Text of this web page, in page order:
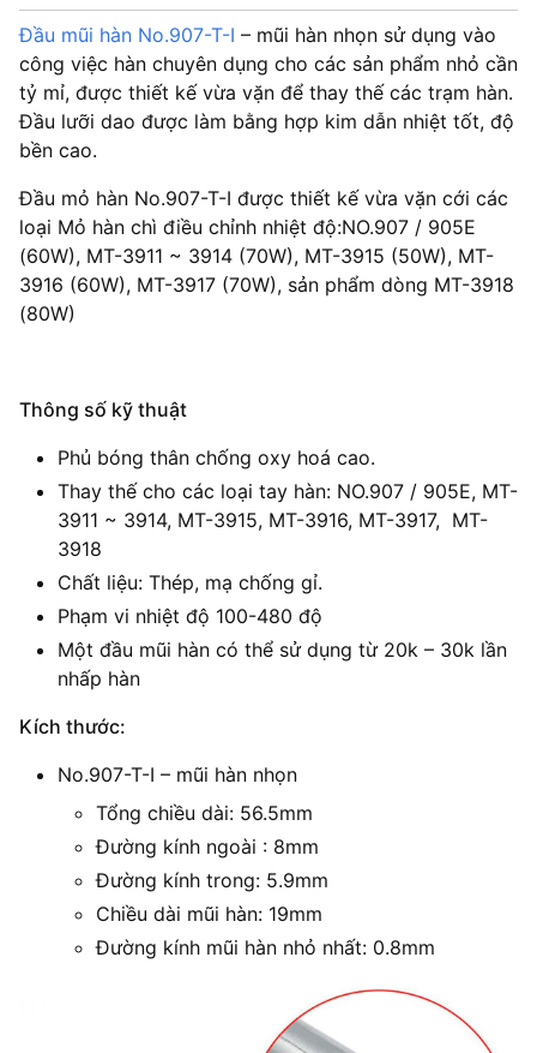
Đầu mũi hàn No.907-T-I – mũi hàn nhọn sử dụng vào
công việc hàn chuyên dụng cho các sản phẩm nhỏ cần
tỷ mỉ, được thiết kế vừa vặn để thay thế các trạm hàn.
Đầu lưỡi dao được làm bằng hợp kim dẫn nhiệt tốt, độ
bền cao.
Đầu mỏ hàn No.907-T-I được thiết kế vừa vặn cới các
loại Mỏ hàn chì điều chỉnh nhiệt độ:NO.907 / 905E
(60W), MT-3911 ~ 3914 (70W), MT-3915 (50W), MT-
3916 (60W), MT-3917 (70W), sản phẩm dòng MT-3918
(80W)
Thông số kỹ thuật
Phủ bóng thân chống oxy hoá cao.
Thay thế cho các loại tay hàn: NO.907 / 905E, MT-
3911 ~ 3914, MT-3915, MT-3916, MT-3917, MT-
3918
Chất liệu: Thép, mạ chống gỉ.
Phạm vi nhiệt độ 100-480 độ
Một đầu mũi hàn có thể sử dụng từ 20k – 30k lần
nhấp hàn
Kích thước:
No.907-T-I – mũi hàn nhọn
Tổng chiều dài: 56.5mm
Đường kính ngoài : 8mm
Đường kính trong: 5.9mm
Chiều dài mũi hàn: 19mm
Đường kính mũi hàn nhỏ nhất: 0.8mm